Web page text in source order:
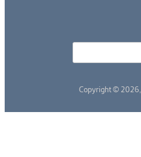
Copyright © 2026,